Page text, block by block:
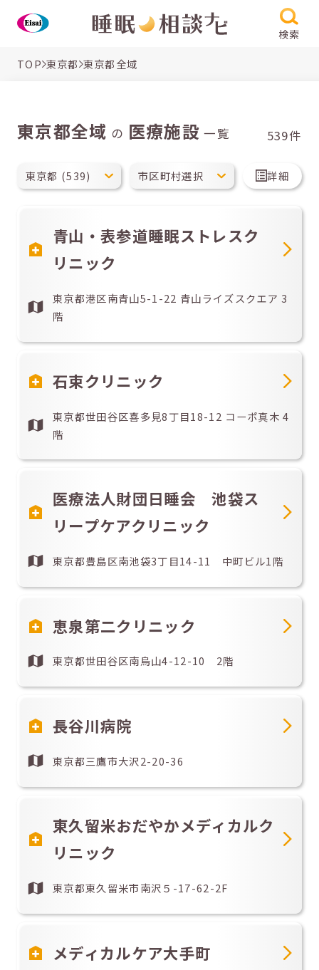
検索
TOP 東京都 東京都全域
東京都全域 の 医療施設 一覧 539件
詳細
青山・表参道睡眠ストレスク
リニック
東京都港区南青山5-1-22 青山ライズスクエア 3
階
石束クリニック
東京都世田谷区喜多見8丁目18-12 コーポ真木 4
階
医療法人財団日睡会 池袋ス
リープケアクリニック
東京都豊島区南池袋3丁目14-11 中町ビル1階
恵泉第二クリニック
東京都世田谷区南烏山4-12-10 2階
長谷川病院
東京都三鷹市大沢2-20-36
東久留米おだやかメディカルク
リニック
東京都東久留米市南沢５-17-62-2F
メディカルケア大手町